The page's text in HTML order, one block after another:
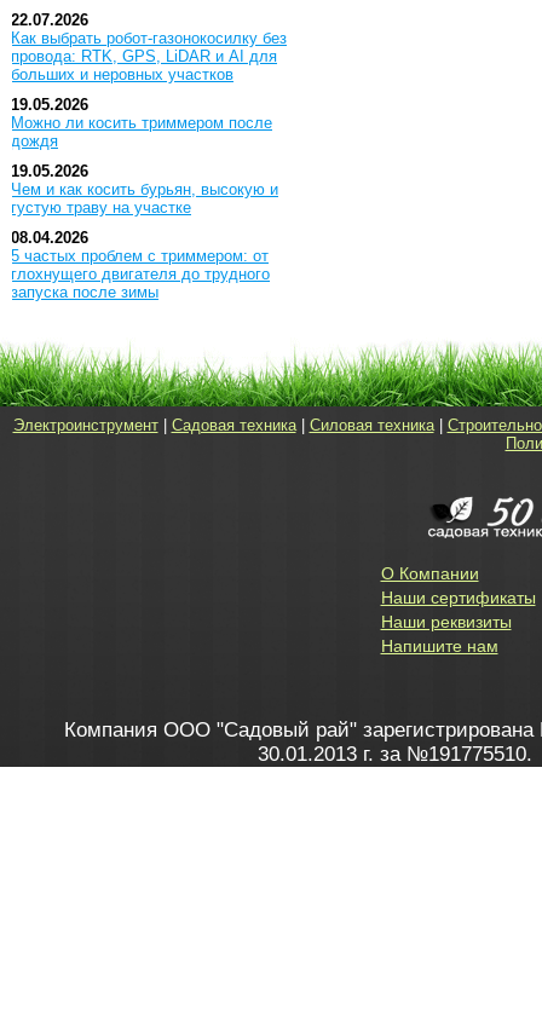
22.07.2026
Как выбрать робот-газонокосилку без
провода: RTK, GPS, LiDAR и AI для
больших и неровных участков
19.05.2026
Можно ли косить триммером после
дождя
19.05.2026
Чем и как косить бурьян, высокую и
густую траву на участке
08.04.2026
5 частых проблем с триммером: от
глохнущего двигателя до трудного
запуска после зимы
Электроинструмент| Садовая техника| Силовая техника|
О Компании
Наши сертификаты
Наши реквизиты
Напишите нам
Компания ООО "Садовый рай" зарегистрирована
30.01.2013 г. за №191775510.